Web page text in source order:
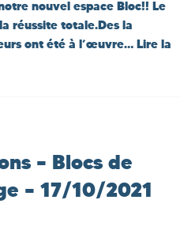
nouvel espace Bloc!! Le
réussite totale.Des la
ont été à l’œuvre… Lire la
– Blocs de
– 17/10/2021